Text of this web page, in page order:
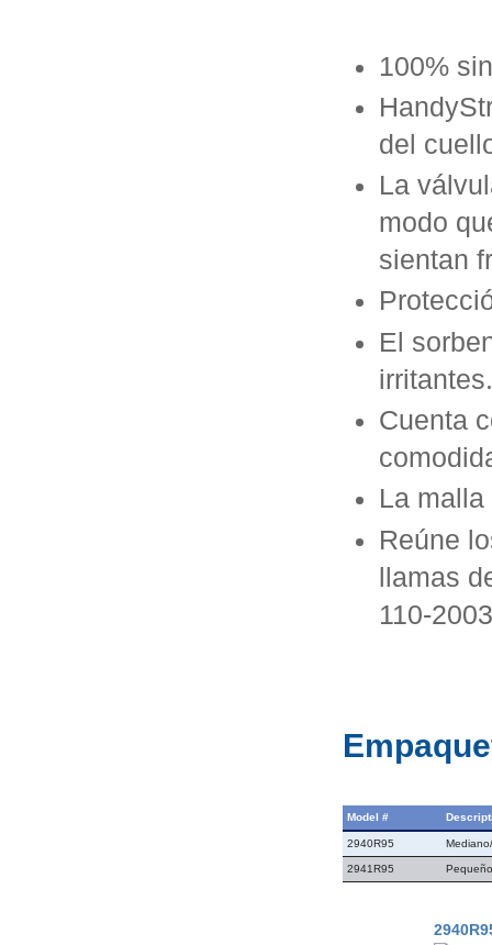
100%
del
La
modo
sientan
El
irritantes.
Cuenta
La
Reúne
llamas
110-
Model #
2940R95
2941R95 Pequeño